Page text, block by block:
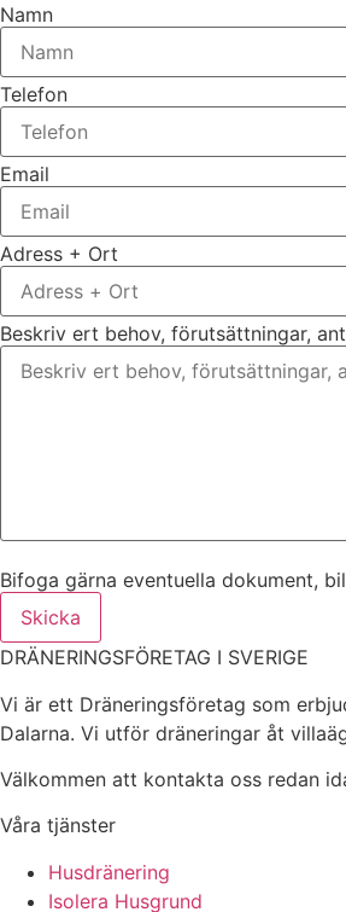
Namn
Telefon
Email
Adress + Ort
Beskriv ert behov, förutsättningar,
Bifoga gärna eventuella dokument,
Skicka
DRÄNERINGSFÖRETAG I SVERIGE
Vi är ett Dräneringsföretag som
Dalarna. Vi utför dräneringar åt
Välkommen att kontakta oss redan
Våra tjänster
Husdränering
Isolera Husgrund